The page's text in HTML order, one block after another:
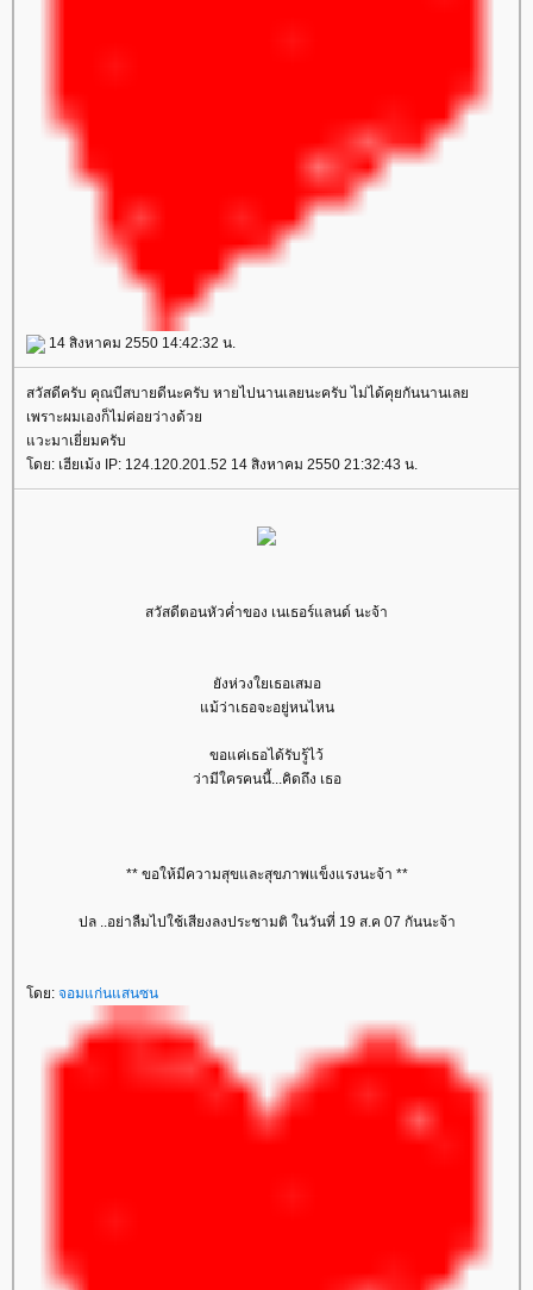
14 สิงหาคม 2550 14:42:32 น.
สวัสดีครับ คุณบีสบายดีนะครับ หายไปนานเลยนะครับ ไม่ได้คุยกันนานเล
เพราะผมเองก็ไม่ค่อยว่างด้ว
วะมาเยี่ยมครับ
ดย: เฮียเม้ง IP: 124.120.201.52 14 สิงหาคม 2550 21:32:43 น.
สวัสดีตอนหัวค่ำของ เนเธอร์แลนด์ นะจ้า
ังห่วงใยเธอเสมอ
ม้ว่าเธอจะอยู่หนไหน
ขอแค่เธอได้รับรู้ไว้
ว่ามีใครคนนี้...คิดถึง เธอ
** ขอให้มีความสุขและสุขภาพแข็งแรงนะจ้า **
ปล ..อย่าลืมไปใช้เสียงลงประชามติ ในวันที่ 19 ส.ค 07 กันนะจ้า
ดย: จอมแก่นแสนซน